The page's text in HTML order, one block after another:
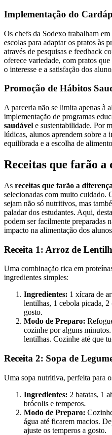
Implementação do
Os chefs da Sodexo trabalham
escolas para adaptar os pratos às
através de pesquisas e feedback
oferece variedade, com pratos
o interesse e a satisfação dos
Promoção de Hábitos
A parceria não se limita apenas à
implementação de programas
saudável e sustentabilidade. Por
lúdicas, alunos aprendem sobre a
equilibrada e a escolha de
Receitas que farão a
As receitas que farão a diferença
selecionadas com muito cuidado.
sejam não só nutritivos, mas
paladar dos estudantes. Aqui,
podem ser facilmente preparadas
impacto na alimentação dos
Receita 1: Arroz de
Uma combinação rica em
ingredientes simples:
Ingredientes: 1 xícara de
lentilhas, 1 cebola picada, 2
gosto.
Modo de Preparo:
cozinhe por alguns
lentilhas. Cozinhe até que
Receita 2: Sopa de
Uma sopa nutritiva, perfeita para
Ingredientes: 2 batatas, 1
brócolis e temperos.
Modo de Preparo:
água até ficarem macios.
ajuste os temperos a gosto.